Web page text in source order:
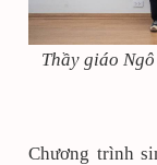
Thầy giáo
Chương trình